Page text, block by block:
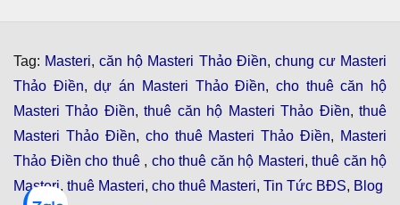
Tag: Masteri,căn hộ Masteri Thảo Điền, chung cư Masteri
Thảo Điền,dự án Masteri Thảo Điền, cho thuê căn hộ
Masteri Thảo Điền,thuê căn hộ Masteri Thảo Điền,thuê
Masteri Thảo Điền, cho thuê Masteri Thảo Điền, Masteri
Thảo Điền cho thuê , cho thuê căn hộ Masteri, thuê căn hộ
Masteri, thuê Masteri, cho thuê Masteri, Tin Tức BĐS, Blog